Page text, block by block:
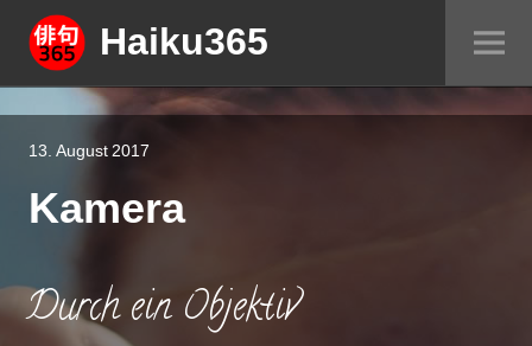
Springe
zum
Inhalt
Haiku365
13. August 2017
Kamera
Durch ein Objektiv